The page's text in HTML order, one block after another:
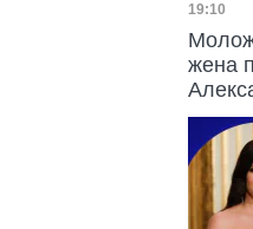
Дата
19:10
жена